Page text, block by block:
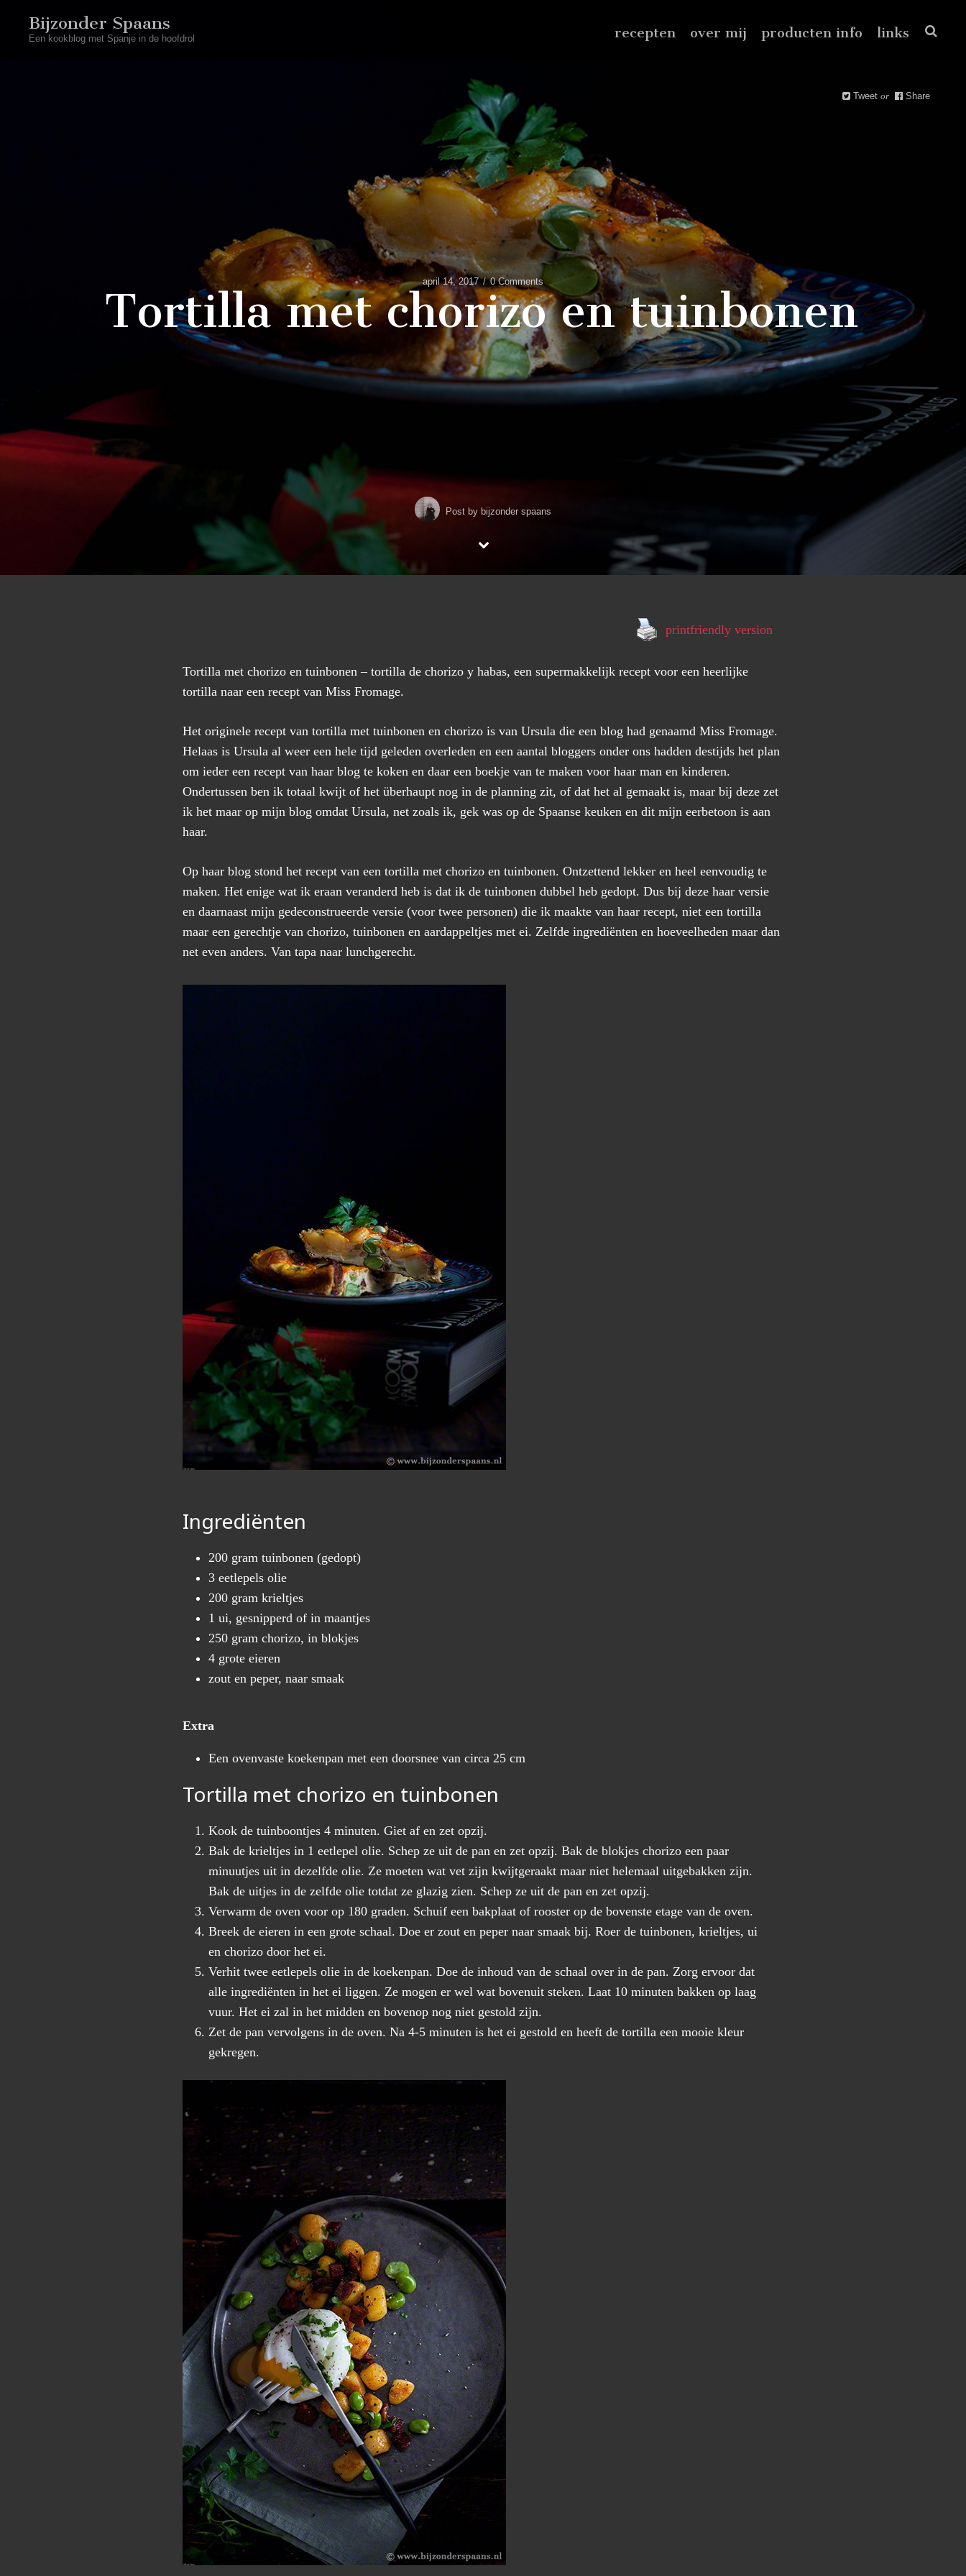
Bijzonder Spaans
Een kookblog met Spanje in de hoofdrol recepten over mij producten info links
april 14, 2017 0 Comments
Tortilla met chorizo en tuinbonen
Tweet or Share
Post by bijzonder spaans
printfriendly version
Tortilla met chorizo en tuinbonen – tortilla de chorizo y habas, een supermakkelijk recept voor een heerlijke
tortilla naar een recept van Miss Fromage.
Het originele recept van tortilla met tuinbonen en chorizo is van Ursula die een blog had genaamd Miss Fromage.
Helaas is Ursula al weer een hele tijd geleden overleden en een aantal bloggers onder ons hadden destijds het plan
om ieder een recept van haar blog te koken en daar een boekje van te maken voor haar man en kinderen.
Ondertussen ben ik totaal kwijt of het überhaupt nog in de planning zit, of dat het al gemaakt is, maar bij deze zet
ik het maar op mijn blog omdat Ursula, net zoals ik, gek was op de Spaanse keuken en dit mijn eerbetoon is aan
haar.
Op haar blog stond het recept van een tortilla met chorizo en tuinbonen. Ontzettend lekker en heel eenvoudig te
maken. Het enige wat ik eraan veranderd heb is dat ik de tuinbonen dubbel heb gedopt. Dus bij deze haar versie
en daarnaast mijn gedeconstrueerde versie (voor twee personen) die ik maakte van haar recept, niet een tortilla
maar een gerechtje van chorizo, tuinbonen en aardappeltjes met ei. Zelfde ingrediënten en hoeveelheden maar dan
net even anders. Van tapa naar lunchgerecht.
Ingrediënten
200 gram tuinbonen (gedopt)
3 eetlepels olie
200 gram krieltjes
1 ui, gesnipperd of in maantjes
250 gram chorizo, in blokjes
4 grote eieren
zout en peper, naar smaak
Extra
Een ovenvaste koekenpan met een doorsnee van circa 25 cm
Tortilla met chorizo en tuinbonen
Kook de tuinboontjes 4 minuten. Giet af en zet opzij.
Bak de krieltjes in 1 eetlepel olie. Schep ze uit de pan en zet opzij. Bak de blokjes chorizo een paar
minuutjes uit in dezelfde olie. Ze moeten wat vet zijn kwijtgeraakt maar niet helemaal uitgebakken zijn.
Bak de uitjes in de zelfde olie totdat ze glazig zien. Schep ze uit de pan en zet opzij.
Verwarm de oven voor op 180 graden. Schuif een bakplaat of rooster op de bovenste etage van de oven.
Breek de eieren in een grote schaal. Doe er zout en peper naar smaak bij. Roer de tuinbonen, krieltjes, ui
en chorizo door het ei.
Verhit twee eetlepels olie in de koekenpan. Doe de inhoud van de schaal over in de pan. Zorg ervoor dat
alle ingrediënten in het ei liggen. Ze mogen er wel wat bovenuit steken. Laat 10 minuten bakken op laag
vuur. Het ei zal in het midden en bovenop nog niet gestold zijn.
Zet de pan vervolgens in de oven. Na 4-5 minuten is het ei gestold en heeft de tortilla een mooie kleur
gekregen.